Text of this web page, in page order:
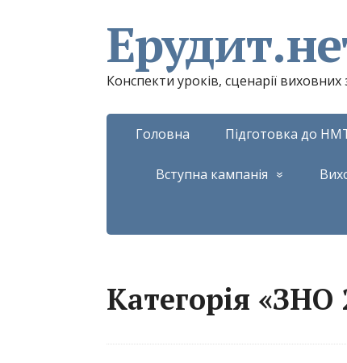
Конспекти уроків, сценарії
Головна Підготовка до
Вступна кампанія
Категорія «ЗНО